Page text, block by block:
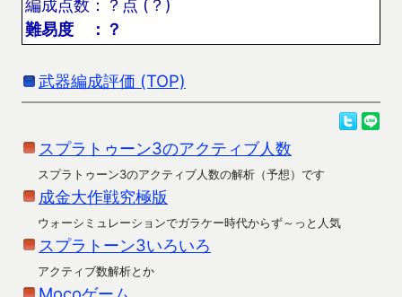
編成点数：？点 (？)
難易度 ：？
武器編成評価 (TOP)
スプラトゥーン3のアクティブ人数
スプラトゥーン3のアクティブ人数の解析（予想）です
成金大作戦究極版
ウォーシミュレーションでガラケー時代からず～っと人気
スプラトーン3いろいろ
アクティブ数解析とか
Mocoゲーム